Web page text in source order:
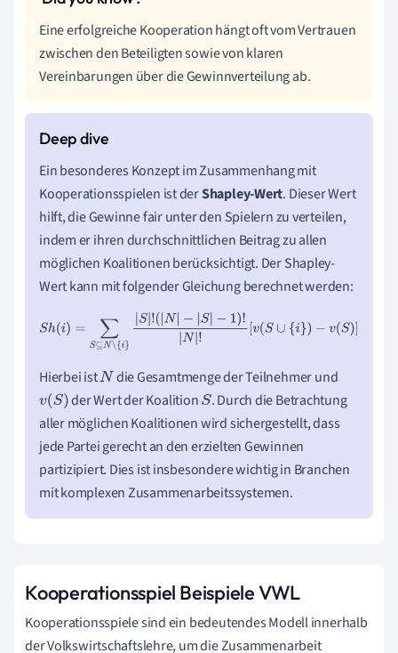
Eine erfolgreiche Kooperation hängt oft vom Vertrauen
zwischen den Beteiligten sowie von klaren
Vereinbarungen über die Gewinnverteilung ab.
Ein besonderes Konzept im Zusammenhang mit
Kooperationsspielen ist derShapley-Wert. Dieser Wert
hilft, die Gewinne fair unter den Spielern zu verteilen,
indem er ihren durchschnittlichen Beitrag zu allen
möglichen Koalitionen berücksichtigt. Der Shapley-
Wert kann mit folgender Gleichung berechnet werden:
Sh(i) ∑S⊆ ∖{i}|S|!(|N|−|S|−1)!|N|![v(S∪{i})−v (S)]
Hierbei istN die Gesamtmenge der Teilnehmer und
v(S) der Wert der KoalitionS. Durch die Betrachtung
aller möglichen Koalitionen wird sichergestellt, dass
jede Partei gerecht an den erzielten Gewinnen
partizipiert. Dies ist insbesondere wichtig in Branchen
mit komplexen Zusammenarbeitssystemen.
Kooperationsspiel Beispiele VWL
Kooperationsspiele sind ein bedeutendes Modell innerhalb
der Volkswirtschaftslehre, um die Zusammenarbeit